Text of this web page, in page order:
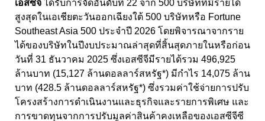
เอสซีจีได้รับการจัดอันดับที่ 22 จาก 500 บริษัทที่มีรายได้
สูงสุดในเอเชียตะวันออกเฉียงใต้ 500 บริษัทหรือ Fortune
Southeast Asia 500 ประจำปี 2026 โดยพิจารณาจากราย
ได้ของบริษัทในปีงบประมาณล่าสุดที่สิ้นสุดภายในหรือก่อน
วันที่ 31 ธันวาคม 2025 ซึ่งเอสซีจีมีรายได้รวม 496,925
ล้านบาท (15,127 ล้านดอลลาร์สหรัฐ*) มีกำไร 14,075 ล้าน
บาท (428.5 ล้านดอลลาร์สหรัฐ*) ซึ่งรวมค่าใช้จ่ายการปรับ
โครงสร้างการดำเนินงานและธุรกิจและรายการพิเศษ และ
การขาดทุนจากการปรับมูลค่าสินค้าคงเหลือของเอสซีจีซี